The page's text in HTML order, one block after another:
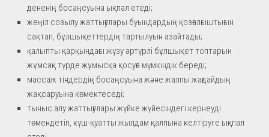
дененің босаңсуына ықпал етеді;
жеңіл созылу жаттығулары буындардың қозғалғыштығын
сақтап, бұлшықеттердің тартылуын азайтады;
қалыпты қарқындағы жүзу әртүрлі бұлшықет топтарын
жұмсақ түрде жұмысқа қосуға мүмкіндік береді;
массаж тіндердің босаңсуына және жалпы жағдайдың
жақсаруына көмектеседі;
тыныс алу жаттығулары жүйке жүйесіндегі кернеуді
төмендетіп, күш-қуатты жылдам қалпына келтіруге ықпал